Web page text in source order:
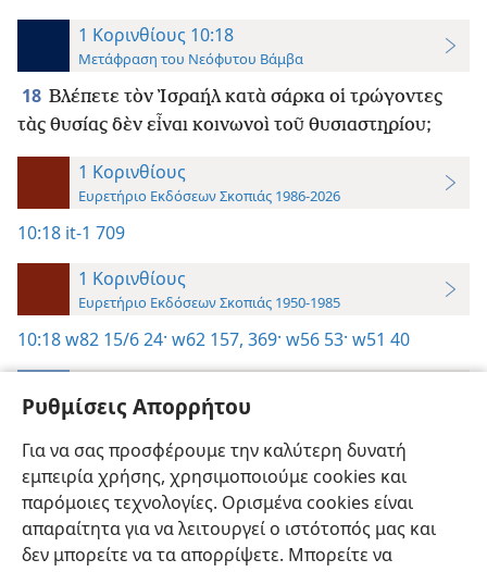
Ρυθμίσεις Απορρήτου
Για να σας προσφέρουμε την καλύτερη δυνατή
εμπειρία χρήσης, χρησιμοποιούμε cookies και
παρόμοιες τεχνολογίες. Ορισμένα cookies είναι
απαραίτητα για να λειτουργεί ο ιστότοπός μας και
δεν μπορείτε να τα απορρίψετε. Μπορείτε να
1 Κορινθίους 10:18
Μετάφραση του Νεόφυτου Βάμβα
18 Βλέπετε τὸν Ἰσραήλ κατὰ σάρκα οἱ τρώγοντες
τὰς θυσίας δὲν εἶναι κοινωνοὶ τοῦ θυσιαστηρίου;
1 Κορινθίους
Ευρετήριο Εκδόσεων Σκοπιάς 1986-2026
10:18 it-1 709
1 Κορινθίους
Ευρετήριο Εκδόσεων Σκοπιάς 1950-1985
10:18w82 15/6 24· w62 157, 369· w56 53· w51 40
Οδηγός Έρευνας για Μάρτυρες του Ιεχωβά—Έκδοση 2019
10:18
Ενόραση,Τόμος 1